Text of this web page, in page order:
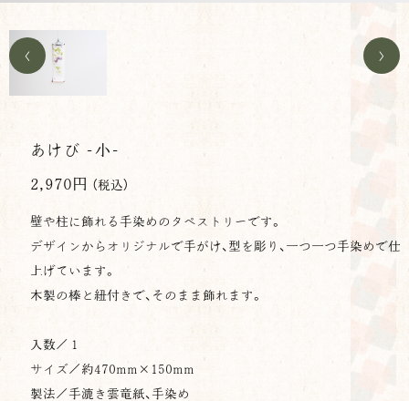
< >
あけび -小-
2,970円 （税込）
壁や柱に飾れる手染めのタペストリーです。
デザインからオリジナルで手がけ、型を彫り、一つ一つ手染めで仕
上げています。
木製の棒と紐付きで、そのまま飾れます。
入数／１
サイズ／約470mm×150mm
製法／手漉き雲竜紙、手染め